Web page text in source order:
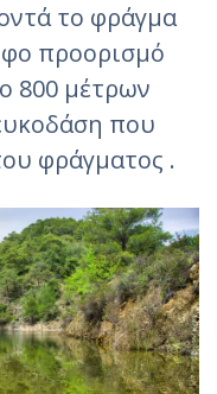
το φράγμα
προορισμό
800 μέτρων
που
φράγματος .